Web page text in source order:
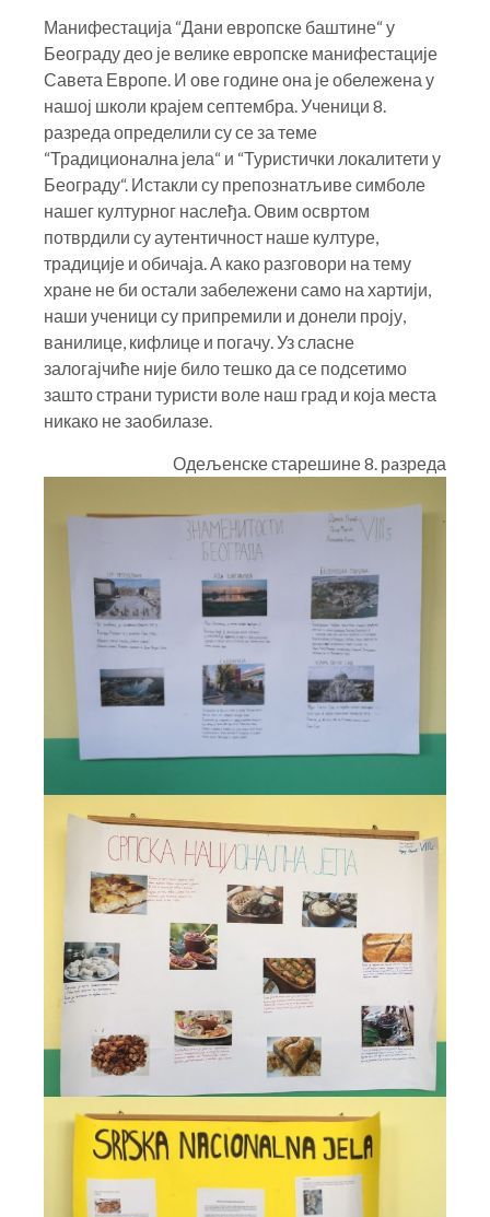
Манифестација “Дани европске баштине“ у
Београду део је велике европске манифестације
Савета Европе. И ове године она је обележена у
нашој школи крајем септембра. Ученици 8.
разреда определили су се за теме
“Традиционална јела“ и “Туристички локалитети у
Београду“. Истакли су препознатљиве симболе
нашег културног наслеђа. Овим освртом
потврдили су аутентичност наше културе,
традиције и обичаја. А како разговори на тему
хране не би остали забележени само на хартији,
наши ученици су припремили и донели проју,
ванилице, кифлице и погачу. Уз сласне
залогајчиће није било тешко да се подсетимо
зашто страни туристи воле наш град и која места
никако не заобилазе.
Одељенске старешине 8. рaзреда